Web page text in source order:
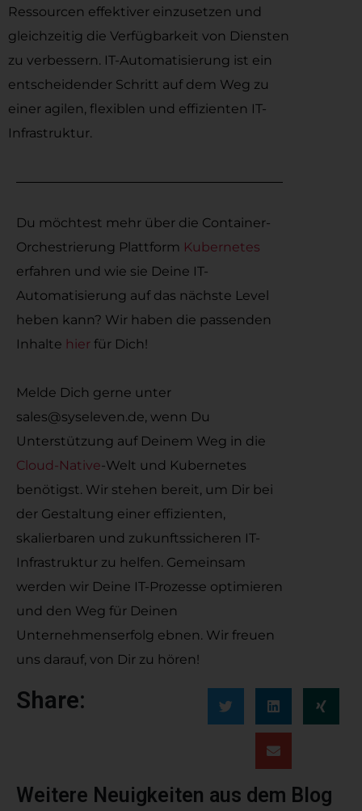
Ressourcen effektiver einzusetzen und
gleichzeitig die Verfügbarkeit von Diensten
zu verbessern. IT-Automatisierung ist ein
entscheidender Schritt auf dem Weg zu
einer agilen, flexiblen und effizienten IT-
Infrastruktur.
Du möchtest mehr über die Container-
Orchestrierung Plattform Kubernetes
erfahren und wie sie Deine IT-
Automatisierung auf das nächste Level
heben kann? Wir haben die passenden
Inhalte hier für Dich!
Melde Dich gerne unter
sales@syseleven.de, wenn Du
Unterstützung auf Deinem Weg in die
Cloud-Native-Welt und Kubernetes
benötigst. Wir stehen bereit, um Dir bei
der Gestaltung einer effizienten,
skalierbaren und zukunftssicheren IT-
Infrastruktur zu helfen. Gemeinsam
werden wir Deine IT-Prozesse optimieren
und den Weg für Deinen
Unternehmenserfolg ebnen. Wir freuen
uns darauf, von Dir zu hören!
Share:
Weitere Neuigkeiten aus dem Blog